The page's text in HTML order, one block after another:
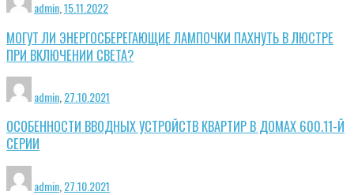
admin 15.11.2022
МОГУТ ЛИ ЭНЕРГОСБЕРЕГАЮЩИЕ ЛАМПОЧКИ ПАХНУТЬ В ЛЮСТРЕ
ПРИ ВКЛЮЧЕНИИ СВЕТА?
admin 27.10.2021
ОСОБЕННОСТИ ВВОДНЫХ УСТРОЙСТВ КВАРТИР В ДОМАХ 600.11-Й
СЕРИИ
admin 27.10.2021